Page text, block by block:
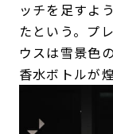
ッチを足すよ
たという。プ
ウスは雪景色
香水ボトルが